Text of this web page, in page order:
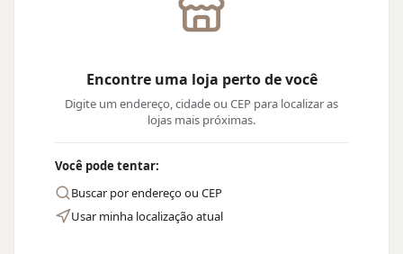
Encontre uma loja perto de você
Digite um endereço, cidade ou CEP para localizar as
lojas mais próximas.
Você pode tentar:
Buscar por endereço ou CEP
Usar minha localização atual